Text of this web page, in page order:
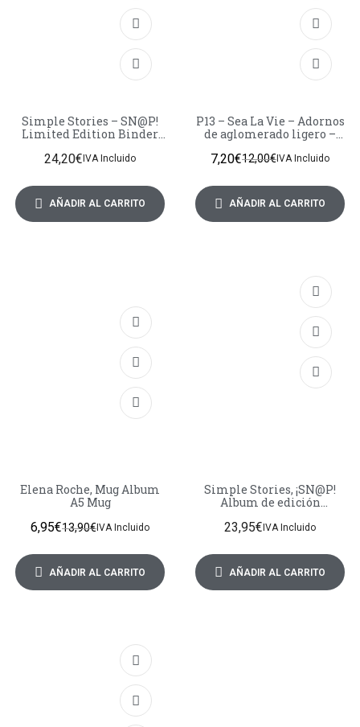
Simple Stories – SN@P!
Limited Edition Binder
24,20€ IVA Incluido
AÑADIR AL CARRITO
P13 – Sea La Vie – Adornos
de aglomerado ligero –
– Mezclar y combinar
12,00€
7,20€ IVA Incluido
AÑADIR AL CARRITO
Elena Roche, Mug Album
A5 Mug
13,90€
6,95€ IVA Incluido
AÑADIR AL CARRITO
Simple Stories, ¡SN@P!
Album de edición
23,95€IVA Incluido
AÑADIR AL CARRITO